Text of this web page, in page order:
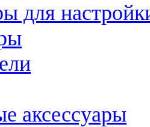
для
аксессуары